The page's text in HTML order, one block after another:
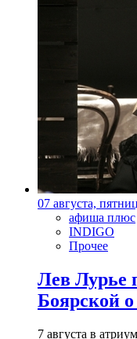
07 августа,
афиша плюс
INDIGO
Прочее
Лев Лурье
Боярской о
7 августа в